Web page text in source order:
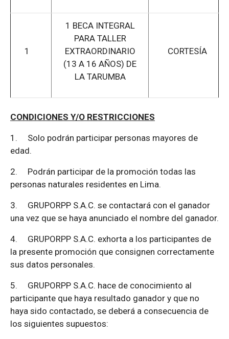
1
1 BECA INTEGRAL
PARA TALLER
EXTRAORDINARIO
(13 A 16 AÑOS) DE
LA TARUMBA
CORTESÍA
CONDICIONES Y/O RESTRICCIONES
1. Solo podrán participar personas mayores de
edad.
2. Podrán participar de la promoción todas las
personas naturales residentes en Lima.
3. GRUPORPP S.A.C. se contactará con el ganador
una vez que se haya anunciado el nombre del ganador.
4. GRUPORPP S.A.C. exhorta a los participantes de
la presente promoción que consignen correctamente
sus datos personales.
5. GRUPORPP S.A.C. hace de conocimiento al
participante que haya resultado ganador y que no
haya sido contactado, se deberá a consecuencia de
los siguientes supuestos: